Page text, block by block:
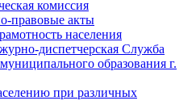
комиссия
правовые акты
населения
диспетчерская Служба
образования г.
при различных